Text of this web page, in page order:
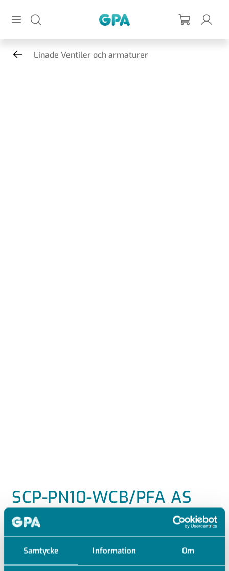
Samtycke Information Om
Linade Ventiler och armaturer
SCP-PN10-WCB/PFA AS
ANTISTATISK PFA LINAD KIKVENTIL PN16
MED HUS I WCB